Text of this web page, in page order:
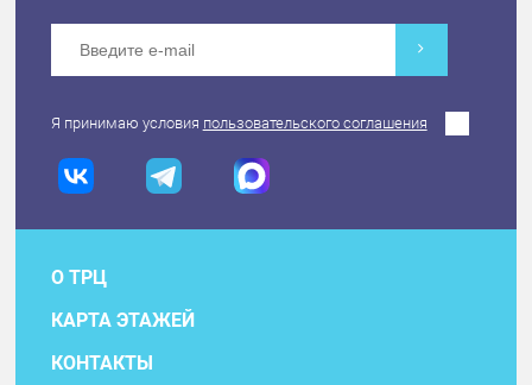
Я принимаю условия пользовательского соглашения
О ТРЦ
КАРТА ЭТАЖЕЙ
КОНТАКТЫ